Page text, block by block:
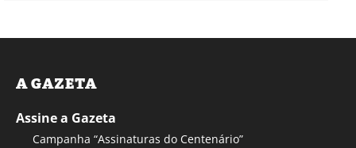
A GAZETA
Assine a Gazeta
Campanha “Assinaturas do Centenário”